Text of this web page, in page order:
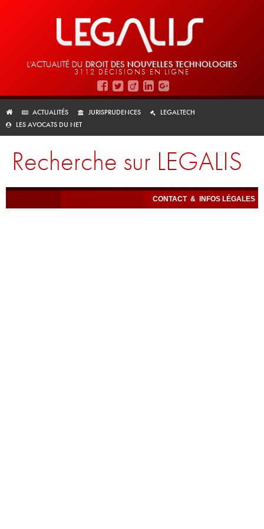
L'ACTUALITÉ DU DROIT DES NOUVELLES TECHNOLOGIES
3112 DÉCISIONS EN LIGNE
ACTUALITÉS JURISPRUDENCES
LEGALTECH
LES AVOCATS DU NET
Recherche sur LEGALIS
CONTACT & INFOS LÉGALES